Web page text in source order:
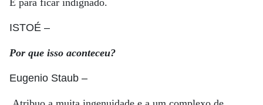
É para ficar indignado.
ISTOÉ –
Por que isso aconteceu?
Eugenio Staub –